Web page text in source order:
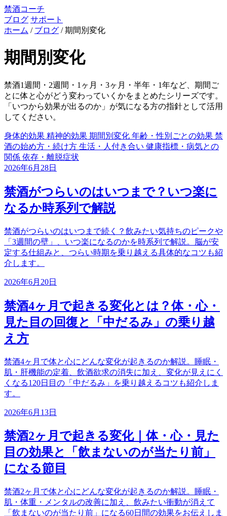
禁酒コーチ
ブログ サポート
ホーム / ブログ / 期間別変化
期間別変化
禁酒1週間・2週間・1ヶ月・3ヶ月・半年・1年など、期間ご
とに体と心がどう変わっていくかをまとめたシリーズです。
「いつから効果が出るのか」が気になる方の指針として活用
してください。
身体的効果 精神的効果 期間別変化 年齢・性別ごとの効果 禁
酒の始め方・続け方 生活・人付き合い 健康指標・病気との
関係 依存・離脱症状
2026年6月28日
禁酒がつらいのはいつまで？いつ楽に
なるか時系列で解説
禁酒がつらいのはいつまで続く？飲みたい気持ちのピークや
「3週間の壁」、いつ楽になるのかを時系列で解説。脳が安
定する仕組みと、つらい時期を乗り越える具体的なコツも紹
介します。
2026年6月20日
禁酒4ヶ月で起きる変化とは？体・心・
見た目の回復と「中だるみ」の乗り越
え方
禁酒4ヶ月で体と心にどんな変化が起きるのか解説。睡眠・
肌・肝機能の定着、飲酒欲求の消失に加え、変化が見えにく
くなる120日目の「中だるみ」を乗り越えるコツも紹介しま
す。
2026年6月13日
禁酒2ヶ月で起きる変化｜体・心・見た
目の効果と「飲まないのが当たり前」
になる節目
禁酒2ヶ月で体と心にどんな変化が起きるのか解説。睡眠・
肌・体重・メンタルの改善に加え、飲みたい衝動が消えて
「飲まないのが当たり前」になる60日間の効果をお伝えしま